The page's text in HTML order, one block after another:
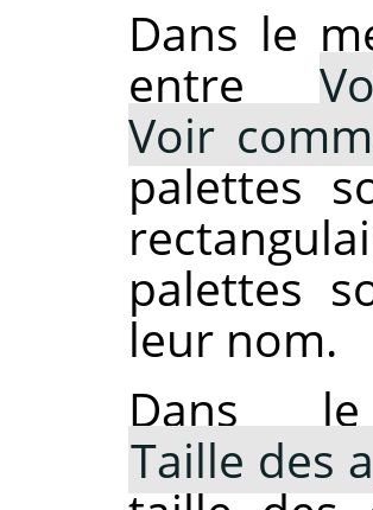
Dans le
entre
Voir
palettes
palettes
leur nom.
Dans le
Taille des